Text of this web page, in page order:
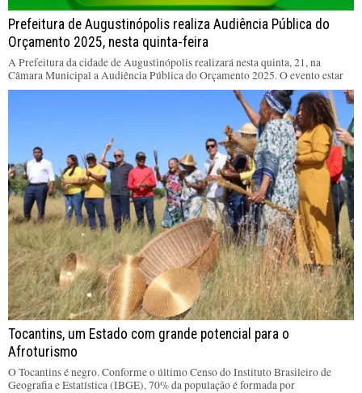
Prefeitura de Augustinópolis realiza Audiência Pública do
Orçamento 2025, nesta quinta-feira
A Prefeitura da cidade de Augustinópolis realizará nesta quinta, 21, na
Câmara Municipal a Audiência Pública do Orçamento 2025. O evento estar
Tocantins, um Estado com grande potencial para o
Afroturismo
O Tocantins é negro. Conforme o último Censo do Instituto Brasileiro de
Geografia e Estatística (IBGE), 70% da população é formada por